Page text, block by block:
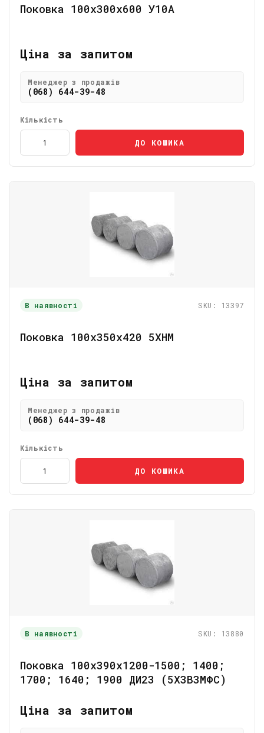
Поковка 100х300х600 У10А
Ціна за запитом
Менеджер з продажів
(068) 644-39-48
Кількість
ДО КОШИКА
В наявності SKU: 13397
Поковка 100х350х420 5ХНМ
Ціна за запитом
Менеджер з продажів
(068) 644-39-48
Кількість
ДО КОШИКА
В наявності SKU: 13880
Поковка 100х390х1200-1500; 1400;
1700; 1640; 1900 ДИ23 (5Х3В3МФС)
Ціна за запитом